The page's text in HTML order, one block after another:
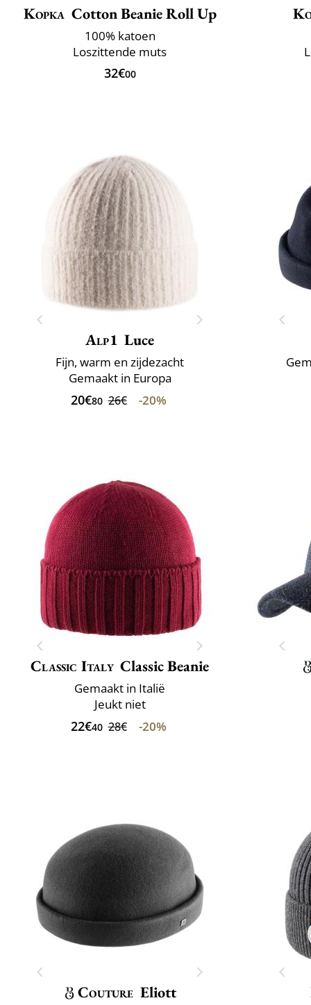
Kopka Cotton Beanie Roll Up
100% katoen
Loszittende muts
32€00
Alp1 Luce
Fijn, warm en zijdezacht
Gemaakt in Europa
20€80 26€ -20%
Classic Italy Classic Beanie
Gemaakt in Italië
Jeukt niet
22€40 28€ -20%
Couture Eliott